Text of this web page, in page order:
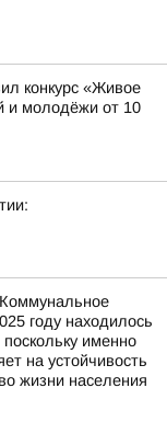
конкурс «Живое
и молодёжи от 10
году находилось
именно
на устойчивость
жизни населения